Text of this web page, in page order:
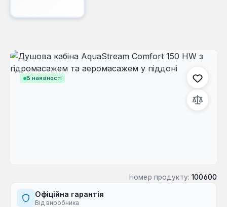
В наявності
Пропустити галерею зображень
Номер продукту: 100600
Офіційна гарантія
Від виробника